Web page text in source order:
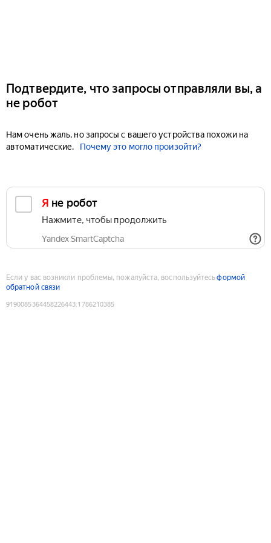
Подтвердите, что запросы отправляли вы, а
не робот
Нам очень жаль, но запросы с вашего устройства похожи на
автоматические.
Почему это могло произойти?
Я не робот
Нажмите, чтобы продолжить
Yandex SmartCaptcha
Если у вас возникли проблемы, пожалуйста, воспользуйтесьформой
обратной связи
9190085364458226443:1786210385